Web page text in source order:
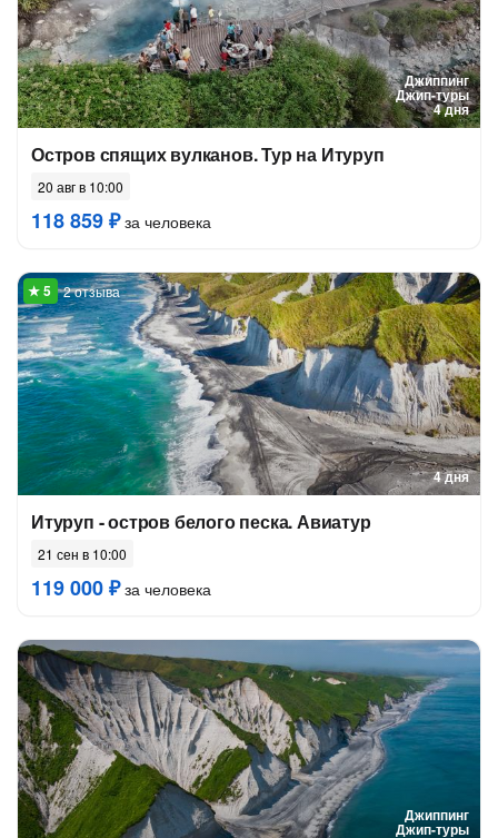
Джиппинг
Джип-туры
4 дня
Остров спящих вулканов. Тур на Итуруп
20 авг в 10:00
118 859 ₽за человека
4 дня
2 отзыва
Итуруп - остров белого песка. Авиатур
21 сен в 10:00
119 000 ₽за человека
Джиппинг
Джип-туры